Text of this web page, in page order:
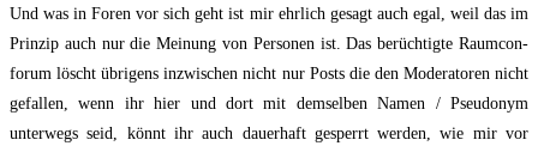
Und was in Foren vor sich geht ist mir ehrlich gesagt auch egal, weil das im
Prinzip auch nur die Meinung von Personen ist. Das berüchtigte Raumcon-
forum löscht übrigens inzwischen nicht nur Posts die den Moderatoren nicht
gefallen, wenn ihr hier und dort mit demselben Namen / Pseudonym
unterwegs seid, könnt ihr auch dauerhaft gesperrt werden, wie mir vor